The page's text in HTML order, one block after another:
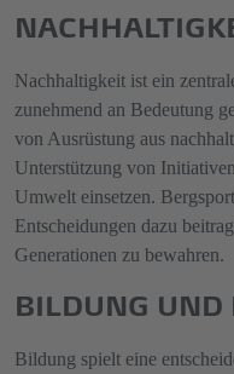
Nachhaltigkeit ist ein
zunehmend an Bedeutung
von Ausrüstung aus
Unterstützung von
Umwelt einsetzen.
Entscheidungen dazu
Generationen zu bewahren.
BILDUNG UND
Bildung spielt eine